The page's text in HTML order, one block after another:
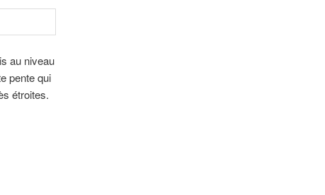
au niveau
pente qui
étroites.